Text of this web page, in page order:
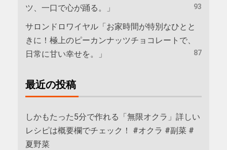
ツ、一口で心が踊る。」
93
サロンドロワイヤル「お家時間が特別なひとと
きに！極上のピーカンナッツチョコレートで、
日常に甘い幸せを。」
87
最近の投稿
しかもたった5分で作れる「無限オクラ」詳しい
レシピは概要欄でチェック！ #オクラ #副菜 #
夏野菜